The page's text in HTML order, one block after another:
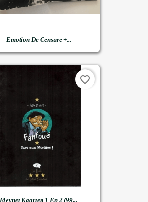
Emotion De Censure +...
Meynet Kaarten 1 En 2 (99...
favorite_border